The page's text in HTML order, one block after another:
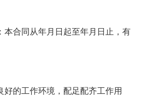
本合同从年月日起至年月日止，有
好的工作环境，配足配齐工作用